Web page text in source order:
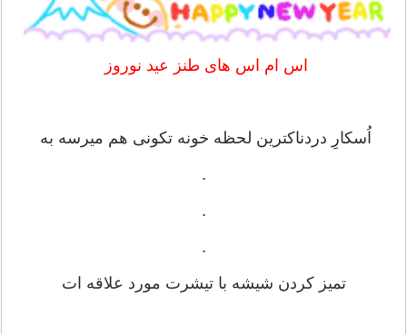
اس ام اس های طنز عید نوروز
‏اُسکارِ دردناکترین لحظه خونه تکونی هم میرسه به
.
.
.
تمیز کردن شیشه با تیشرت مورد علاقه ات